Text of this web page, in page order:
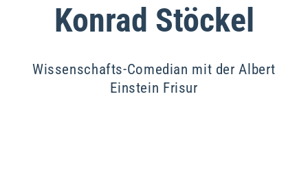
Konrad Stöckel
Wissenschafts-Comedian mit der Albert
Einstein Frisur